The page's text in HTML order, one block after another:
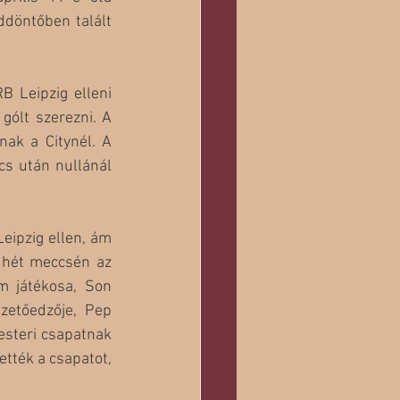
talált
Leipzig elleni
szerezni. A
a Citynél. A
után nullánál
ellen, ám
meccsén az
játékosa, Son
Pep
csapatnak
a csapatot,